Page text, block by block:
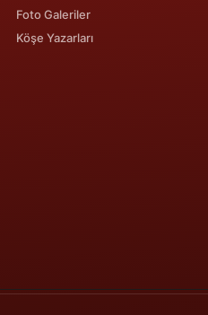
KilisFoto Galeriler
Köşe Yazarları